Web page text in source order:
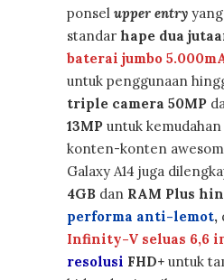
ponsel upper entry
standar hape dua
baterai jumbo
untuk penggunaan
triple camera 50MP
13MP untuk
konten-konten
Galaxy A14 juga
4GB dan RAM Plus
performa anti-lemot,
Infinity-V seluas 6,6
resolusi FHD+ untuk